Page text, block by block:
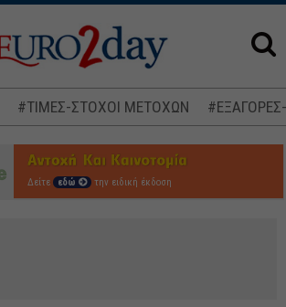
#ΤΙΜΕΣ-ΣΤΟΧΟΙ ΜΕΤΟΧΩΝ
Δείτε εδώ την ειδική έκδοση